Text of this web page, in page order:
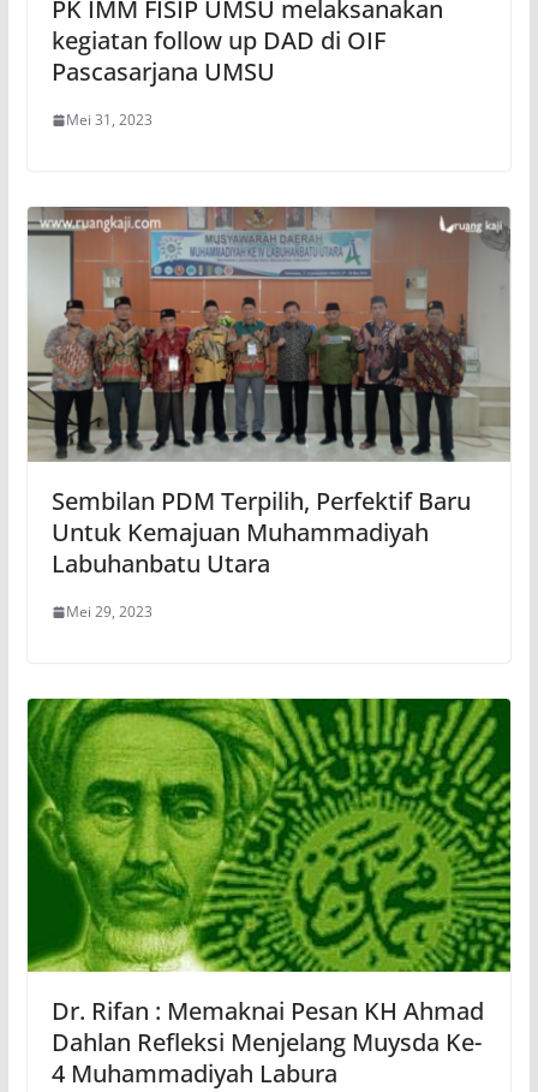
PK IMM FISIP UMSU melaksanakan
kegiatan follow up DAD di OIF
Pascasarjana UMSU
Mei 31, 2023
Sembilan PDM Terpilih, Perfektif Baru
Untuk Kemajuan Muhammadiyah
Labuhanbatu Utara
Mei 29, 2023
Dr. Rifan : Memaknai Pesan KH Ahmad
Dahlan Refleksi Menjelang Muysda Ke-
4 Muhammadiyah Labura